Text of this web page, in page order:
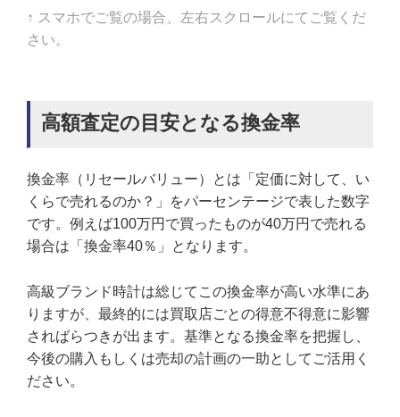
↑ スマホでご覧の場合、左右スクロールにてご覧くだ
さい。
高額査定の目安となる換金率
換金率（リセールバリュー）とは「定価に対して、い
くらで売れるのか？」をパーセンテージで表した数字
です。例えば100万円で買ったものが40万円で売れる
場合は「換金率40％」となります。
高級ブランド時計は総じてこの換金率が高い水準にあ
りますが、最終的には買取店ごとの得意不得意に影響
さればらつきが出ます。基準となる換金率を把握し、
今後の購入もしくは売却の計画の一助としてご活用く
ださい。